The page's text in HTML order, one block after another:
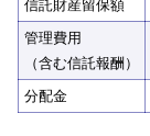
信託財産留保額
管理費用
（含む信託報酬）
分配金